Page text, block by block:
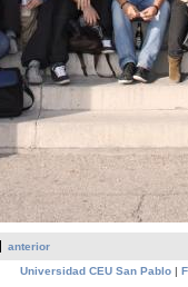
anterior
Universidad CEU San Pablo|